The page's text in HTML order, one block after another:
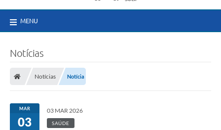
MENU
Notícias
Notícias Notícia
MAR
03
03 MAR 2026
SAÚDE